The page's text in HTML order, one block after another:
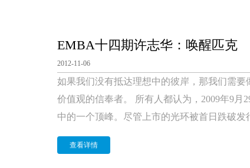
EMBA十四期许志华：唤醒匹克
2012-11-06
如果我们没有抵达理想中的彼岸，那我们需
价值观的信奉者。 所有人都认为，2009年9
中的一个顶峰。尽管上市的光环被首日跌破发
查看详情